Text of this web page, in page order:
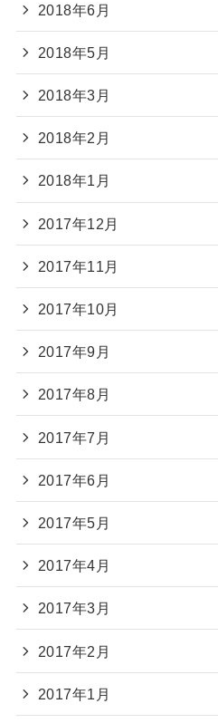
2018年6月
2018年5月
2018年3月
2018年2月
2018年1月
2017年12月
2017年11月
2017年10月
2017年9月
2017年8月
2017年7月
2017年6月
2017年5月
2017年4月
2017年3月
2017年2月
2017年1月